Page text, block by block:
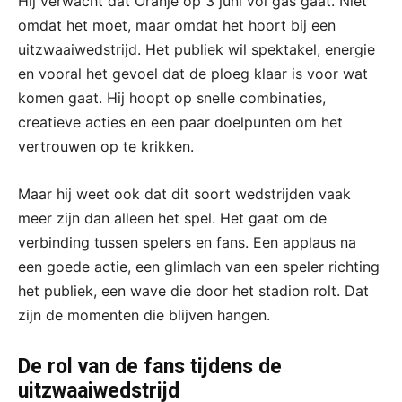
omdat het moet, maar omdat het hoort bij een
uitzwaaiwedstrijd. Het publiek wil spektakel, energie
en vooral het gevoel dat de ploeg klaar is voor wat
komen gaat. Hij hoopt op snelle combinaties,
creatieve acties en een paar doelpunten om het
vertrouwen op te krikken.
Maar hij weet ook dat dit soort wedstrijden vaak
meer zijn dan alleen het spel. Het gaat om de
verbinding tussen spelers en fans. Een applaus na
een goede actie, een glimlach van een speler richting
het publiek, een wave die door het stadion rolt. Dat
zijn de momenten die blijven hangen.
De rol van de fans tijdens de
uitzwaaiwedstrijd